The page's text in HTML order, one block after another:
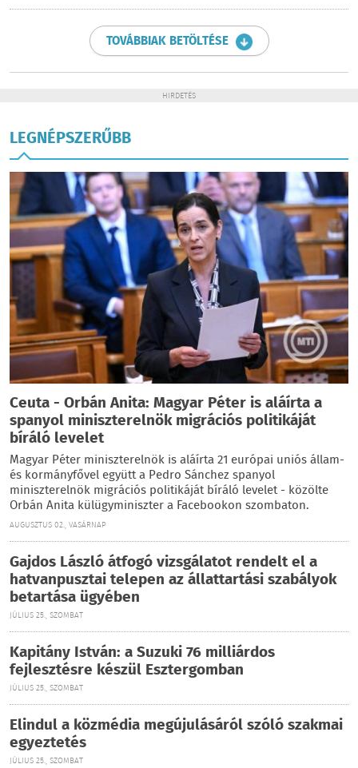
TOVÁBBIAK BETÖLTÉSE
HIRDETÉS
LEGNÉPSZERŰBB
Ceuta - Orbán Anita: Magyar Péter is aláírta a
spanyol miniszterelnök migrációs politikáját
bíráló levelet
Magyar Péter miniszterelnök is aláírta 21 európai uniós állam-
és kormányfővel együtt a Pedro Sánchez spanyol
miniszterelnök migrációs politikáját bíráló levelet - közölte
Orbán Anita külügyminiszter a Facebookon szombaton.
AUGUSZTUS 02., VASÁRNAP
Gajdos László átfogó vizsgálatot rendelt el a
hatvanpusztai telepen az állattartási szabályok
betartása ügyében
JÚLIUS 25., SZOMBAT
Kapitány István: a Suzuki 76 milliárdos
fejlesztésre készül Esztergomban
JÚLIUS 25., SZOMBAT
Elindul a közmédia megújulásáról szóló szakmai
egyeztetés
JÚLIUS 25., SZOMBAT